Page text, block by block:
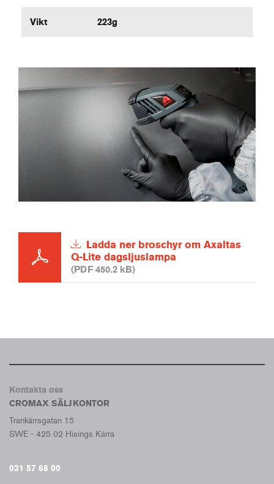
Vikt 223g
Ladda ner broschyr om Axaltas
Q-Lite dagsljuslampa
(PDF 450.2 kB)
Kontakta oss
CROMAX SÄLJKONTOR
Trankärrsgatan 15
SWE - 425 02 Hisings Kärra
031 57 68 00